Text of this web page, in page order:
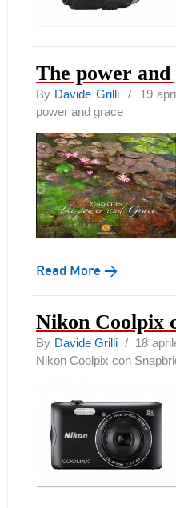
The power and
By Davide Grilli/ 19
power and grace
Read More →
Nikon Coolpix
By Davide Grilli / 18
Nikon Coolpix con